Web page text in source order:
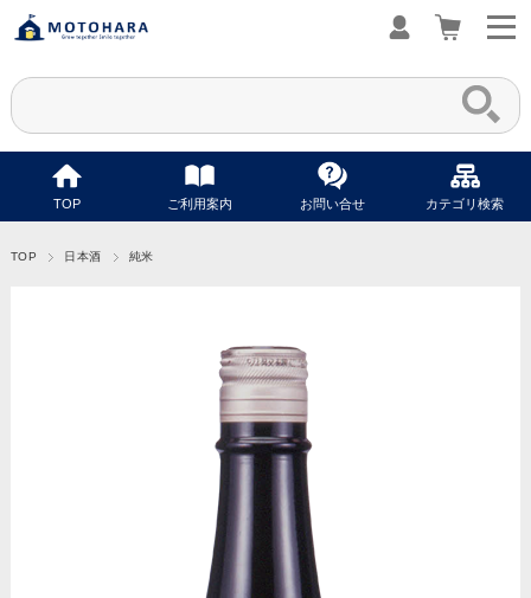
TOP ご利用案内 お問い合せ カテゴリ検索
TOP 日本酒 純米